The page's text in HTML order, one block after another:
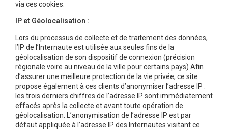
via ces cookies.
IP et Géolocalisation :
Lors du processus de collecte et de traitement des données,
l’IP de l’Internaute est utilisée aux seules fins de la
géolocalisation de son dispositif de connexion (précision
régionale voire au niveau de la ville pour certains pays) Afin
d’assurer une meilleure protection de la vie privée, ce site
propose également à ces clients d’anonymiser l’adresse IP :
les trois derniers chiffres de l’adresse IP sont immédiatement
effacés après la collecte et avant toute opération de
géolocalisation. L’anonymisation de l’adresse IP est par
défaut appliquée à l’adresse IP des Internautes visitant ce